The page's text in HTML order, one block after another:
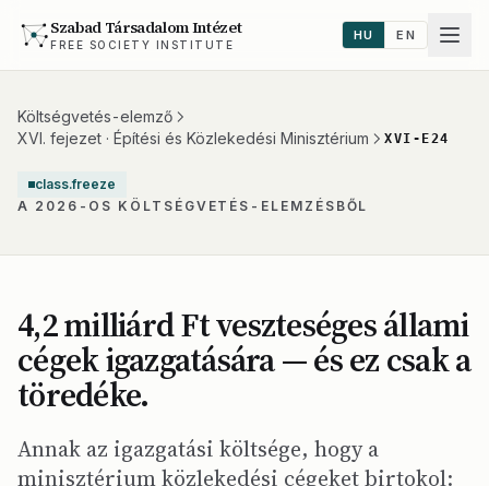
Szabad Társadalom Intézet
FREE SOCIETY INSTITUTE
HU EN
Költségvetés-elemző
XVI. fejezet · Építési és Közlekedési Minisztérium
XVI-E24
class.freeze
A 2026-OS KÖLTSÉGVETÉS-ELEMZÉSBŐL
4,2 milliárd Ft veszteséges állami
cégek igazgatására — és ez csak a
töredéke.
Annak az igazgatási költsége, hogy a
minisztérium közlekedési cégeket birtokol: